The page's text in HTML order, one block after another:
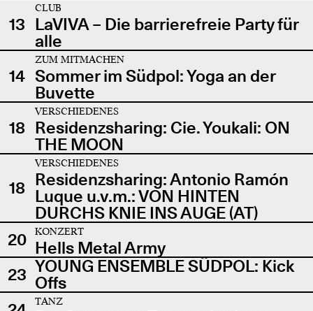
13
CLUB
LaVIVA – Die barrierefreie Party für
alle
14
ZUM MITMACHEN
Sommer im Südpol: Yoga an der
Buvette
18
VERSCHIEDENES
Residenzsharing: Cie. Youkali: ON
THE MOON
18
VERSCHIEDENES
Residenzsharing: Antonio Ramón
Luque u.v.m.: VON HINTEN
DURCHS KNIE INS AUGE (AT)
20
KONZERT
Hells Metal Army
23 YOUNG ENSEMBLE SÜDPOL: Kick
Offs
TANZ